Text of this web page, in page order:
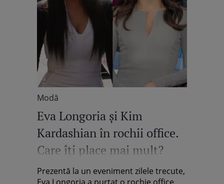
Modă
Eva Longoria şi Kim
Kardashian în rochii office.
Care îţi place mai mult?
Prezentă la un eveniment zilele trecute,